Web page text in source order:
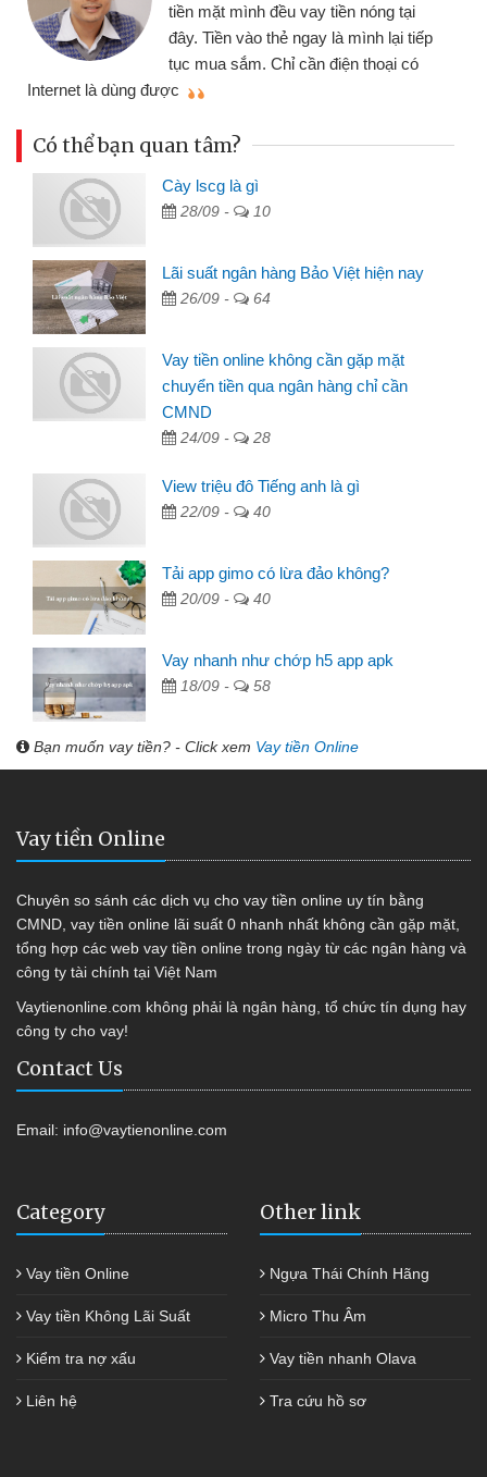
tiền mặt mình đều vay tiền nóng tại
đây. Tiền vào thẻ ngay là mình lại tiếp
tục mua sắm. Chỉ cần điện thoại có
Internet là dùng được
Có thể bạn quan tâm?
Cày lscg là gì
28/09 - 10
Lãi suất ngân hàng Bảo Việt hiện nay
26/09 - 64
Vay tiền online không cần gặp mặt
chuyển tiền qua ngân hàng chỉ cần
CMND
24/09 - 28
View triệu đô Tiếng anh là gì
22/09 - 40
Tải app gimo có lừa đảo không?
20/09 - 40
Vay nhanh như chớp h5 app apk
18/09 - 58
Bạn muốn vay tiền? - Click xem Vay tiền Online
Vay tiền Online
Chuyên so sánh các dịch vụ cho vay tiền online uy tín bằng
CMND, vay tiền online lãi suất 0 nhanh nhất không cần gặp mặt,
tổng hợp các web vay tiền online trong ngày từ các ngân hàng và
công ty tài chính tại Việt Nam
Vaytienonline.com không phải là ngân hàng, tổ chức tín dụng hay
công ty cho vay!
Contact Us
Email: info@vaytienonline.com
Category
Vay tiền Online
Vay tiền Không Lãi Suất
Kiểm tra nợ xấu
Liên hệ
Other link
Ngựa Thái Chính Hãng
Micro Thu Âm
Vay tiền nhanh Olava
Tra cứu hồ sơ